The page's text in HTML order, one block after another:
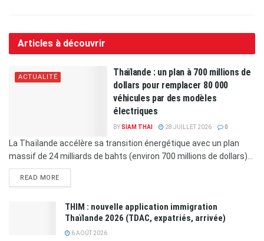
Articles à découvrir
ACTUALITÉ
Thaïlande : un plan à 700 millions de
dollars pour remplacer 80 000
véhicules par des modèles
électriques
BYSIAM THAI 28 JUILLET 2026 0
La Thaïlande accélère sa transition énergétique avec un plan
massif de 24 milliards de bahts (environ 700 millions de dollars)...
READ MORE
THIM : nouvelle application immigration
Thaïlande 2026 (TDAC, expatriés, arrivée)
6 AOÛT 2026